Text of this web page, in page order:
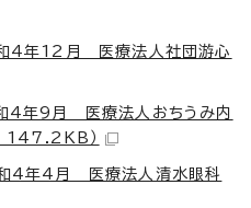
4年12月 医療法人社団游心
4年9月 医療法人おちうみ内
147.2KB）
4年4月 医療法人清水眼科